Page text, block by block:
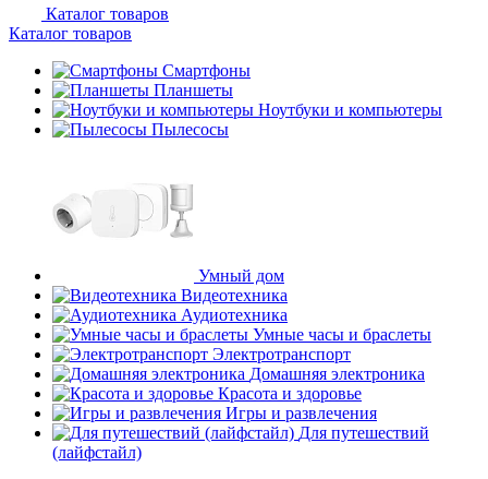
Каталог товаров
Каталог товаров
Смартфоны
Планшеты
Ноутбуки и компьютеры
Пылесосы
Умный дом
Видеотехника
Аудиотехника
Умные часы и браслеты
Электротранспорт
Домашняя электроника
Красота и здоровье
Игры и развлечения
Для путешествий
(лайфстайл)
недели
plait.ru